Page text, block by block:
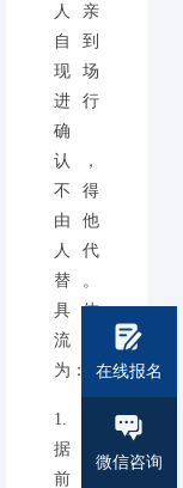
在线报名
微信咨询
人亲
自到
现场
进行
确
认，
不得
由他
人代
替。
具体
流程
为：
1.根
据提
前预